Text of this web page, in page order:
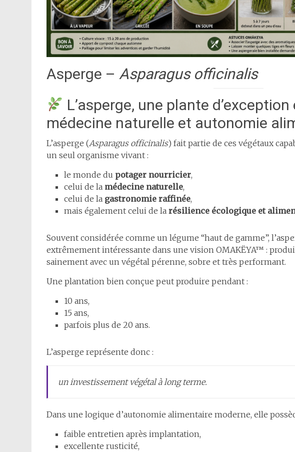
Asperge – Asparagus officinalis
L’asperge, une plante
médecine naturelle et autonomie
L’asperge (Asparagus officinalis) fait partie de ces végétaux
un seul organisme vivant :
le monde du potager nourricier,
celui de la médecine naturelle,
celui de la gastronomie raffinée,
mais également celui de la résilience écologique et
Souvent considérée comme un légume “haut de gamme”,
extrêmement intéressante dans une vision OMAKËYA™ :
sainement avec un végétal pérenne, sobre et très performant.
Une plantation bien conçue peut produire pendant :
10 ans,
15 ans,
parfois plus de 20 ans.
L’asperge représente donc :
un investissement végétal à long terme.
Dans une logique d’autonomie alimentaire moderne, elle
faible entretien après implantation,
excellente rusticité,